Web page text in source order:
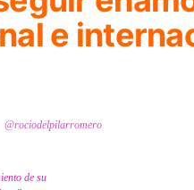
e
@rociodelpilarromero
de su